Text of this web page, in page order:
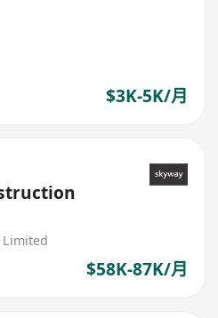
$3K-5K/月
Limited
$58K-87K/月